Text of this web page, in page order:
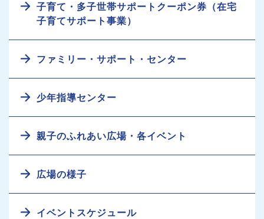
子育て・多子世帯サポートクーポン券（在宅
子育てサポート事業）
ファミリー・サポート・センター
少年指導センター
親子のふれあい広場・各イベント
広場の様子
イベントスケジュール